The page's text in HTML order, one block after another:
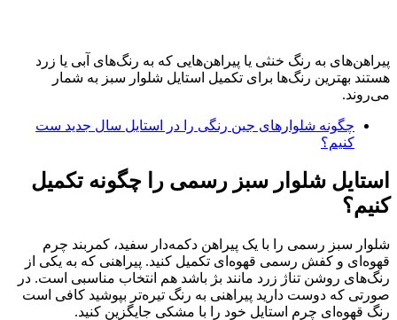
پیراهن‌های به رنگ خنثی یا پیراهن‌هایی که به رنگ‌های آبی یا زرد
هستند بهترین رنگ‌ها برای تکمیل استایل شلوار سبز به شمار
می‌روند.
چگونه شلوارهای جین رنگی را در استایل سال جدید ست
کنیم؟
استایل شلوار سبز رسمی را چگونه تکمیل
کنیم؟
شلوار سبز رسمی را با یک پیراهن دکمه‌دار سفید، کمربند چرم
قهوه‌ای و کفش رسمی قهوه‌ای تکمیل کنید. پیراهنی که به یکی از
رنگ‌های روشن تناژ زرد مانند بژ باشد هم انتخاب مناسبی است. در
صورتی که دوست دارید پیراهنی به رنگ تیره‌تر بپوشید کافی است
رنگ قهوه‌ای چرم استایل خود را با مشکی جایگزین کنید.